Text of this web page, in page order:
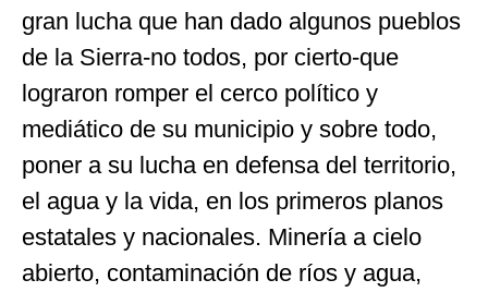
gran lucha que han dado algunos pueblos
de la Sierra-no todos, por cierto-que
lograron romper el cerco político y
mediático de su municipio y sobre todo,
poner a su lucha en defensa del territorio,
el agua y la vida, en los primeros planos
estatales y nacionales. Minería a cielo
abierto, contaminación de ríos y agua,